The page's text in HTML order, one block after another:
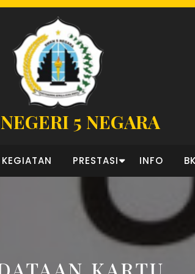
5 NEGARA
KEGIATAN PRESTASI INFO